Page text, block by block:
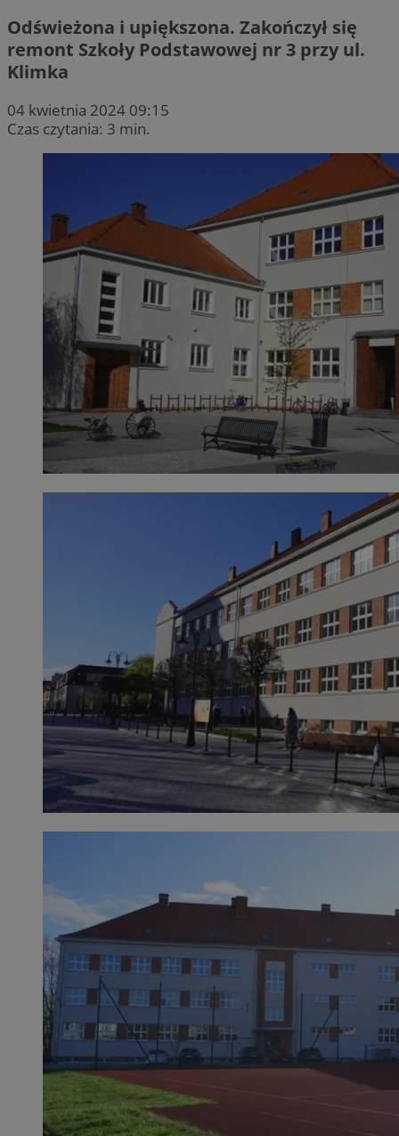
Odświeżona i upiększona. Zakończył się
remont Szkoły Podstawowej nr 3 przy ul.
Klimka
04 kwietnia 2024 09:15
Czas czytania: 3 min.